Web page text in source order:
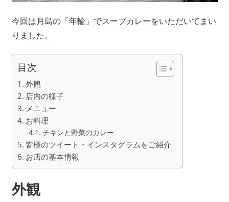
今回は月島の「年輪」でスープカレーをいただいてまい
りました。
目次
外観
店内の様子
メニュー
お料理
チキンと野菜のカレー
皆様のツイート・インスタグラムをご紹介
お店の基本情報
外観